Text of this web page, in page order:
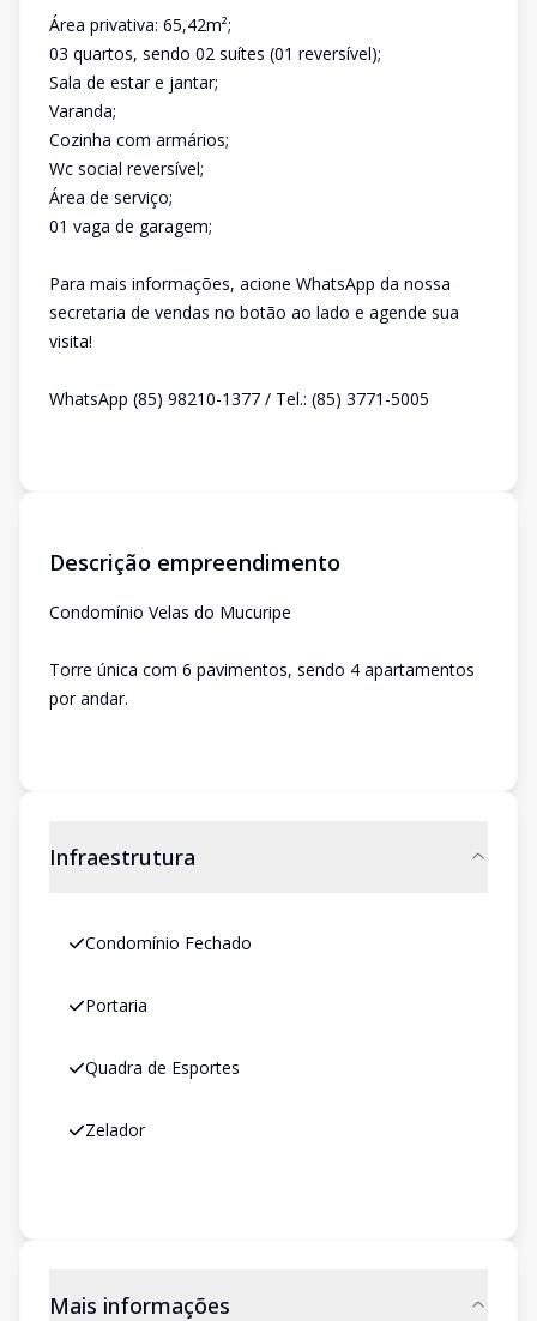
Área privativa: 65,42m²;
03 quartos, sendo 02 suítes (01 reversível);
Sala de estar e jantar;
Varanda;
Cozinha com armários;
Wc social reversível;
Área de serviço;
01 vaga de garagem;
Para mais informações, acione WhatsApp da nossa
secretaria de vendas no botão ao lado e agende sua
visita!
WhatsApp (85) 98210-1377 / Tel.: (85) 3771-5005
Descrição empreendimento
Condomínio Velas do Mucuripe
Torre única com 6 pavimentos, sendo 4 apartamentos
por andar.
Infraestrutura
Condomínio Fechado
Portaria
Quadra de Esportes
Zelador
Mais informações